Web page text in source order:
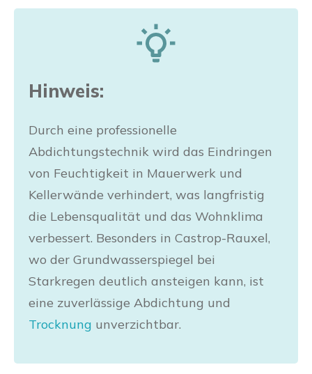
Hinweis:
Durch eine professionelle
Abdichtungstechnik wird das Eindringen
von Feuchtigkeit in Mauerwerk und
Kellerwände verhindert, was langfristig
die Lebensqualität und das Wohnklima
verbessert. Besonders in Castrop-Rauxel,
wo der Grundwasserspiegel bei
Starkregen deutlich ansteigen kann, ist
eine zuverlässige Abdichtung und
Trocknung unverzichtbar.